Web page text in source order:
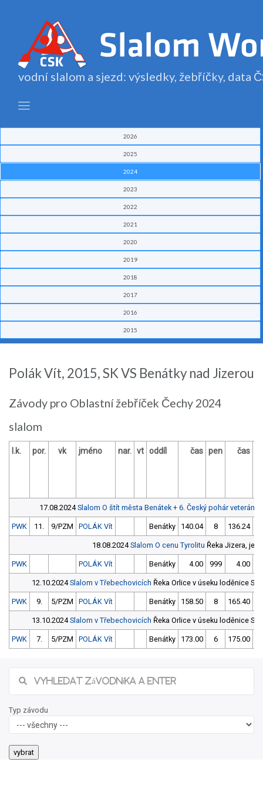
vodní slalom a sjezd: výsledky, žebříčky, data
2026
2025
2024
2023
2022
2021
2020
2019
2018
2017
2016
2015
Polák Vít, 2015, SK VS Benátky nad Jizerou
Závody pro Oblastní žebříček Čechy 2024
slalom
l.k. por. vk jméno nar. vt oddíl čas pen čas
17.08.2024Slalom O štít města Benátek + 6. Český pohár veteránů
PWK 11. 9/PZM POLÁK Vít Benátky 140.04 8 136.24
18.08.2024Slalom O cenu Tyrolitu Řeka Jizera, jez
PWK POLÁK Vít Benátky 4.00 999 4.00
12.10.2024Slalom v Třebechovicích Řeka Orlice v úseku loděnice
PWK 9. 5/PZM POLÁK Vít Benátky 158.50 8 165.40
13.10.2024Slalom v Třebechovicích Řeka Orlice v úseku loděnice
PWK 7. 5/PZM POLÁK Vít Benátky 173.00 6 175.00
Typ závodu